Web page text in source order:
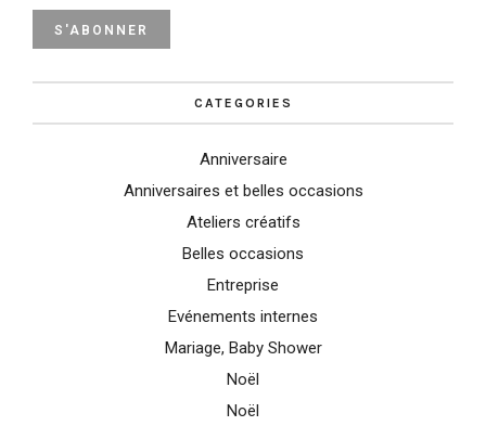
CATEGORIES
Anniversaire
Anniversaires et belles occasions
Ateliers créatifs
Belles occasions
Entreprise
Evénements internes
Mariage, Baby Shower
Noël
Noël